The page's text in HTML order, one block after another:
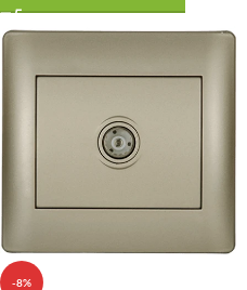
-8%